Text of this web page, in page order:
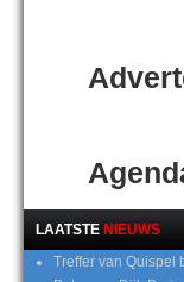
LAATSTE NIEUWS
Treffer van Quispel